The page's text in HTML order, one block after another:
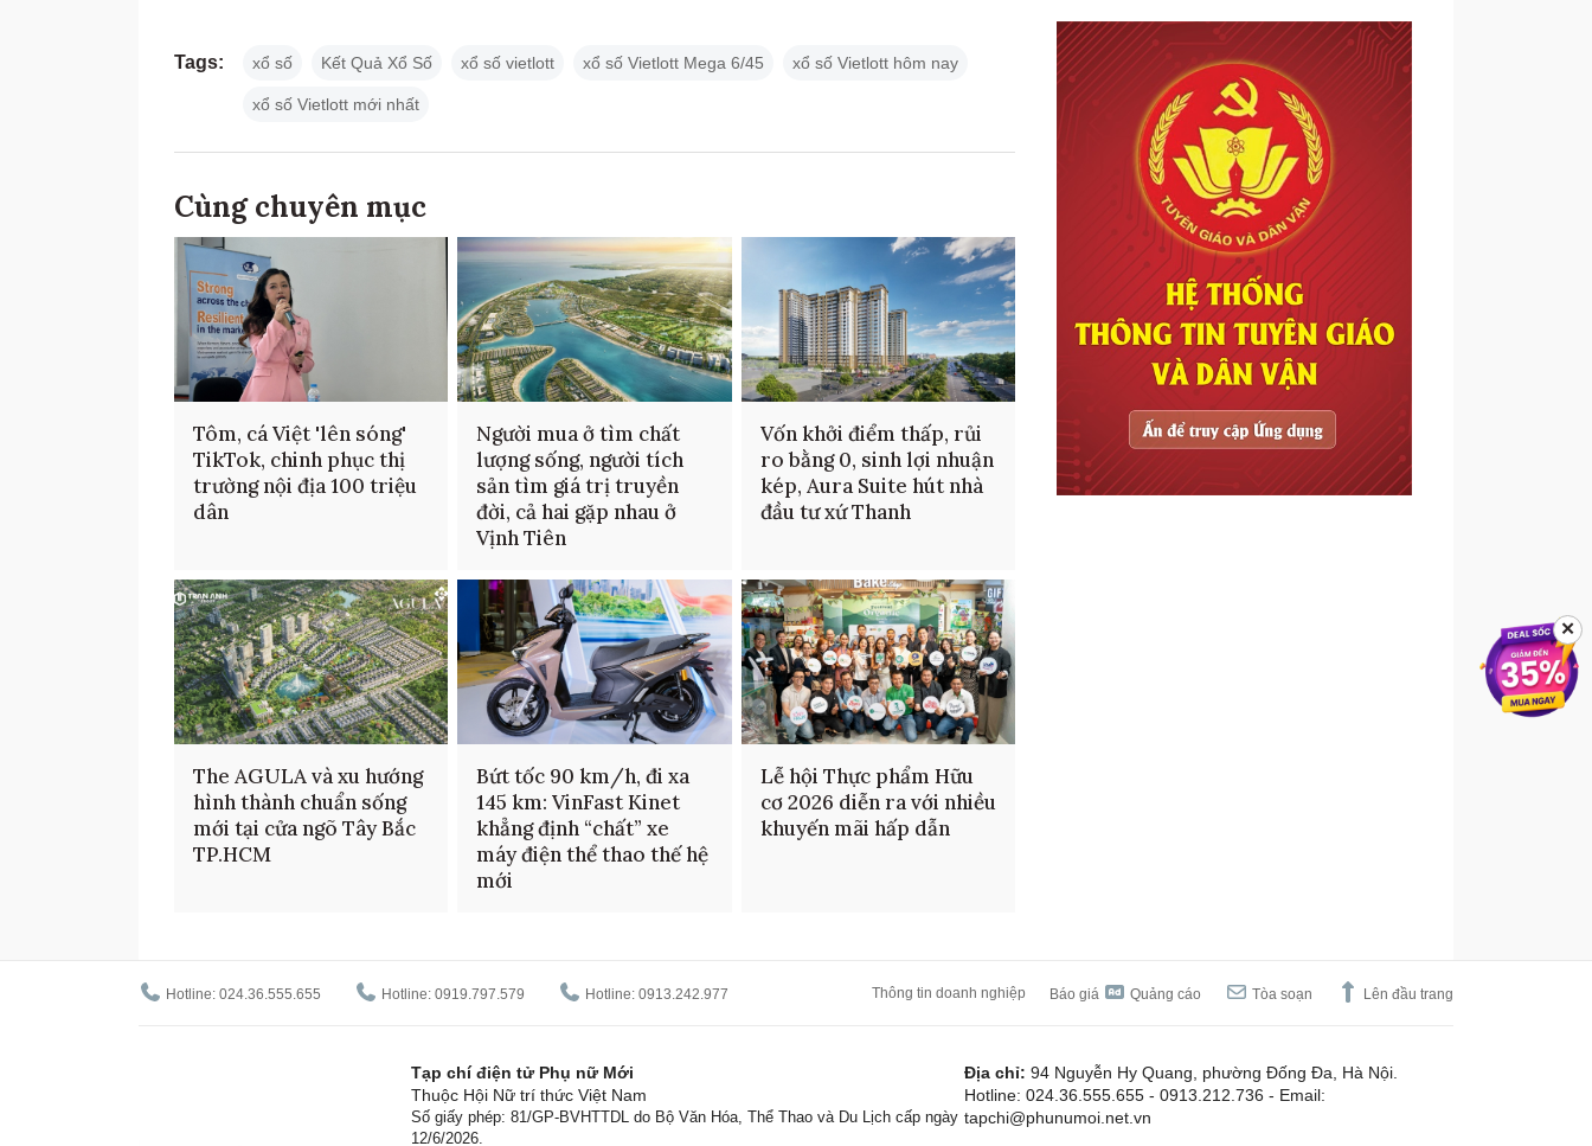
Tags: xổ số Kết Quả Xổ Số xổ số vietlott xổ số Vietlott Mega 6/45 xổ số Vietlott hôm nay
xổ số Vietlott mới nhất
Cùng chuyên mục
Tôm, cá Việt 'lên sóng'
TikTok, chinh phục thị
trường nội địa 100 triệu
dân
Người mua ở tìm chất
lượng sống, người tích
sản tìm giá trị truyền
đời, cả hai gặp nhau ở
Vịnh Tiên
Vốn khởi điểm thấp, rủi
ro bằng 0, sinh lợi nhuận
kép, Aura Suite hút nhà
đầu tư xứ Thanh
The AGULA và xu hướng
hình thành chuẩn sống
mới tại cửa ngõ Tây Bắc
TP.HCM
Bứt tốc 90 km/h, đi xa
145 km: VinFast Kinet
khẳng định “chất” xe
máy điện thể thao thế hệ
mới
Lễ hội Thực phẩm Hữu
cơ 2026 diễn ra với nhiều
khuyến mãi hấp dẫn
Hotline: 024.36.555.655 Hotline: 0919.797.579 Hotline: 0913.242.977 Thông tin doanh nghiệp Báo giá Quảng cáo Tòa soạn Lên đầu trang
Tạp chí điện tử Phụ nữ Mới
Thuộc Hội Nữ trí thức Việt Nam
Số giấy phép: 81/GP-BVHTTDL do Bộ Văn Hóa, Thể Thao và Du Lịch cấp ngày
12/6/2026.
Địa chỉ: 94 Nguyễn Hy Quang, phường Đống Đa, Hà Nội.
Hotline: 024.36.555.655 - 0913.212.736 - Email:
tapchi@phunumoi.net.vn
✕